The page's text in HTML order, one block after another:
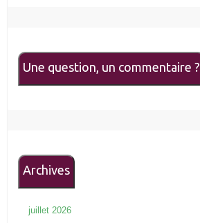
Une question, un commentaire ?
Archives
juillet 2026